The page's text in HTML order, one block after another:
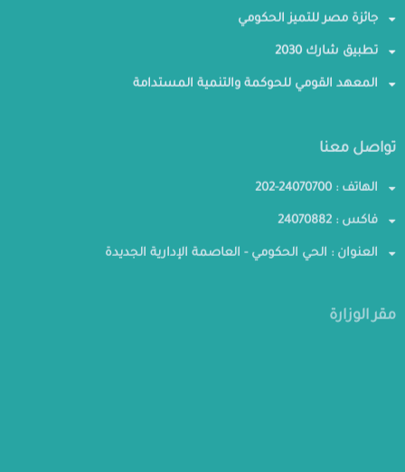
جائزة مصر للتميز الحكومي
تطبيق شارك 2030
المعهد القومي للحوكمة والتنمية المستدامة
تواصل معنا
الهاتف : 24070700-202
فاكس : 24070882
العنوان : الحي الحكومي - العاصمة الإدارية الجديدة
مقر الوزارة